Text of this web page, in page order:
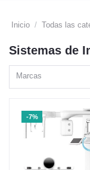
Inicio Todas las
Sistemas de
Marcas
-7%